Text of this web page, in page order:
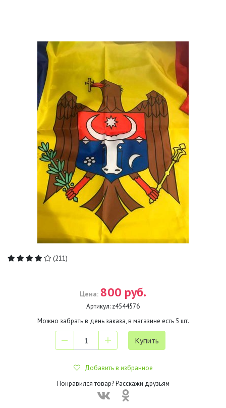
(211)
Цена: 800 руб.
Артикул: z4544576
Можно забрать в день заказа, в магазине есть 5 шт.
Добавить в избранное
Понравился товар? Расскажи друзьям